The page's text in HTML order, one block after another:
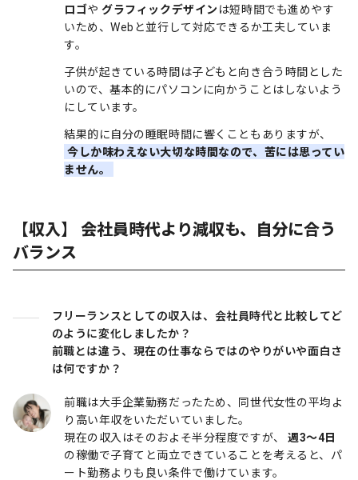
ロゴやグラフィックデザイン は短時間でも進めやす
いため、Webと並行して対応できるか工夫していま
す。
子供が起きている時間は子どもと向き合う時間とした
いので、基本的にパソコンに向かうことはしないよう
にしています。
結果的に自分の睡眠時間に響くこともありますが、
今しか味わえない大切な時間なので、苦には思ってい
ません。
【収入】 会社員時代より減収も、自分に合う
バランス
フリーランスとしての収入は、会社員時代と比較してど
のように変化しましたか？
前職とは違う、現在の仕事ならではのやりがいや面白さ
は何ですか？
前職は大手企業勤務だったため、同世代女性の平均よ
り高い年収をいただいていました。
現在の収入はそのおよそ半分程度ですが、週3〜4日
の稼働で子育てと両立できていることを考えると、パ
ート勤務よりも良い条件で働けています。